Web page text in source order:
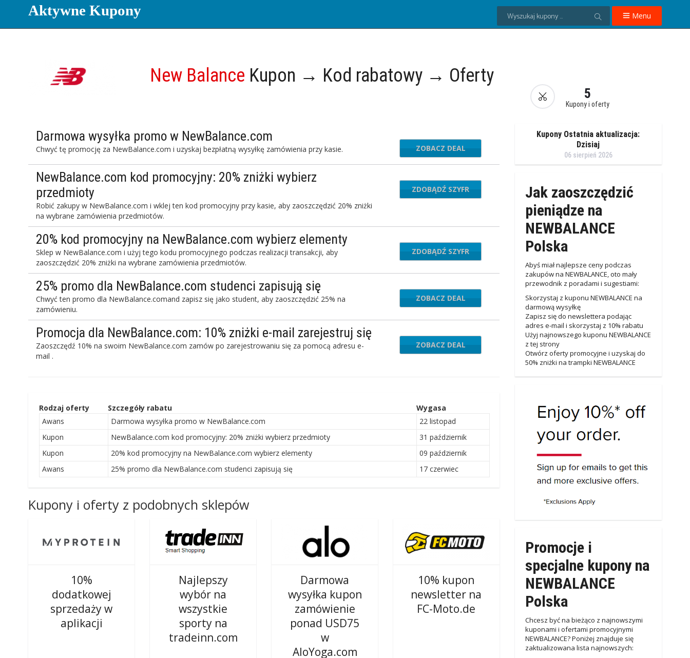
Aktywne Kupony Menu
New Balance Kupon → Kod rabatowy → Oferty
5
Kupony i oferty
Darmowa wysyłka promo w NewBalance.com
Chwyć tę promocję za NewBalance.com i uzyskaj bezpłatną wysyłkę zamówienia przy kasie. ZOBACZ DEAL
NewBalance.com kod promocyjny: 20% zniżki wybierz
przedmioty
Robić zakupy w NewBalance.com i wklej ten kod promocyjny przy kasie, aby zaoszczędzić 20% zniżki
na wybrane zamówienia przedmiotów.
SAVE20
ZDOBĄDŹ SZYFR
20% kod promocyjny na NewBalance.com wybierz elementy
Sklep w NewBalance.com i użyj tego kodu promocyjnego podczas realizacji transakcji, aby
zaoszczędzić 20% zniżki na wybrane zamówienia przedmiotów.
SAVE20
ZDOBĄDŹ SZYFR
25% promo dla NewBalance.com studenci zapisują się
Chwyć ten promo dla NewBalance.comand zapisz się jako student, aby zaoszczędzić 25% na
zamówieniu.
ZOBACZ DEAL
Promocja dla NewBalance.com: 10% zniżki e-mail zarejestruj się
Zaoszczędź 10% na swoim NewBalance.com zamów po zarejestrowaniu się za pomocą adresu e-
mail .
ZOBACZ DEAL
Rodzaj oferty Szczegóły rabatu
Wygasa
Awans
Darmowa wysyłka promo w NewBalance.com
22 listopad
Kupon
NewBalance.com kod promocyjny: 20% zniżki wybierz przedmioty
31 październik
Kupon
20% kod promocyjny na NewBalance.com wybierz elementy
09 październik
Awans
25% promo dla NewBalance.com studenci zapisują się 17 czerwiec
Kupony i oferty z podobnych sklepów
10%
dodatkowej
sprzedaży w
aplikacji
Najlepszy
wybór na
wszystkie
sporty na
tradeinn.com
Darmowa
wysyłka kupon
zamówienie
ponad USD75
w
AloYoga.com
10% kupon
newsletter na
FC-Moto.de
Kupony Ostatnia aktualizacja:
Dzisiaj
06 sierpień 2026
Jak zaoszczędzić
pieniądze na
NEWBALANCE
Polska
Abyś miał najlepsze ceny podczas
zakupów na NEWBALANCE, oto mały
przewodnik z poradami i sugestiami:
Skorzystaj z kuponu NEWBALANCE na
darmową wysyłkę
Zapisz się do newslettera podając
adres e-mail i skorzystaj z 10% rabatu
Użyj najnowszego kuponu NEWBALANCE
z tej strony
Otwórz oferty promocyjne i uzyskaj do
50% zniżki na trampki NEWBALANCE
Promocje i
specjalne kupony na
NEWBALANCE
Polska
Chcesz być na bieżąco z najnowszymi
kuponami i ofertami promocyjnymi
NEWBALANCE? Poniżej znajduje się
zaktualizowana lista najnowszych: